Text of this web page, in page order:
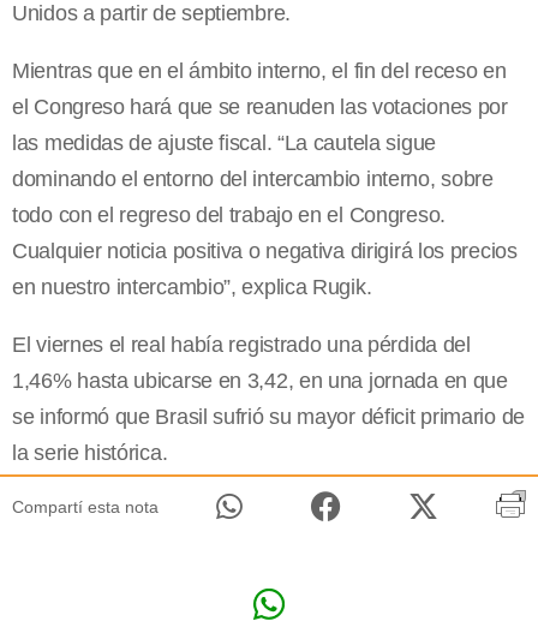
Unidos a partir de septiembre.
Mientras que en el ámbito interno, el fin del receso en
el Congreso hará que se reanuden las votaciones por
las medidas de ajuste fiscal. “La cautela sigue
dominando el entorno del intercambio interno, sobre
todo con el regreso del trabajo en el Congreso.
Cualquier noticia positiva o negativa dirigirá los precios
en nuestro intercambio”, explica Rugik.
El viernes el real había registrado una pérdida del
1,46% hasta ubicarse en 3,42, en una jornada en que
se informó que Brasil sufrió su mayor déficit primario de
la serie histórica.
Compartí esta nota